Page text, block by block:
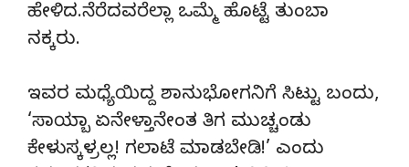
ಹೇಳಿದ.ನೆರೆದವರೆಲ್ಲಾ ಒಮ್ಮೆ ಹೊಟ್ಟೆ ತುಂಬಾ
ನಕ್ಕರು.
ಇವರ ಮಧ್ಯೆಯಿದ್ದ ಶಾನುಭೋಗನಿಗೆ ಸಿಟ್ಟು ಬಂದು,
‘ಸಾಯ್ಬಾ ಏನೇಳ್ತಾನೇಂತ ತಿಗ ಮುಚ್ಚಂಡು
ಕೇಳುಸ್ಕಳ್ರಲ್ಲ! ಗಲಾಟೆ ಮಾಡಬೇಡಿ!’ ಎಂದು